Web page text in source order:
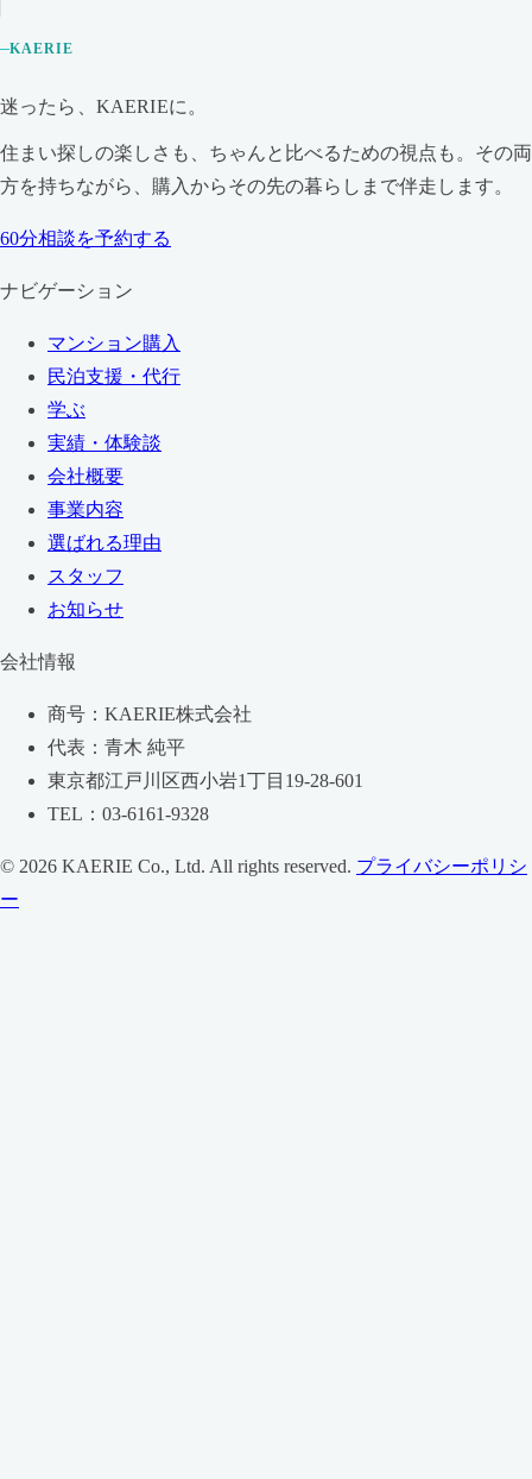
KAERIE
迷ったら、KAERIEに。
住まい探しの楽しさも、ちゃんと比べるための視点も。その両
方を持ちながら、購入からその先の暮らしまで伴走します。
60分相談を予約する
ナビゲーション
マンション購入
民泊支援・代行
学ぶ
実績・体験談
会社概要
事業内容
選ばれる理由
スタッフ
お知らせ
会社情報
商号：KAERIE株式会社
代表：青木 純平
東京都江戸川区西小岩1丁目19-28-601
TEL：03-6161-9328
© 2026 KAERIE Co., Ltd. All rights reserved. プライバシーポリシ
ー